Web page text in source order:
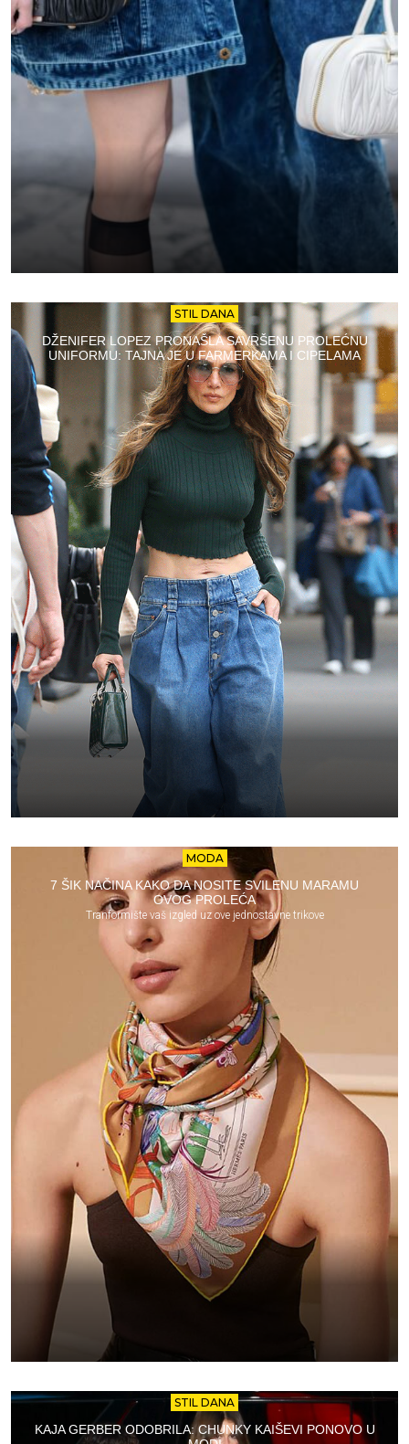
STIL DANA
DŽENIFER LOPEZ PRONAŠLA SAVRŠENU PROLEĆNU
UNIFORMU: TAJNA JE U FARMERKAMA I CIPELAMA
MODA
7 ŠIK NAČINA KAKO DA NOSITE SVILENU MARAMU
OVOG PROLEĆA
Tranformište vaš izgled uz ove jednostavne trikove
STIL DANA
KAJA GERBER ODOBRILA: CHUNKY KAIŠEVI PONOVO U